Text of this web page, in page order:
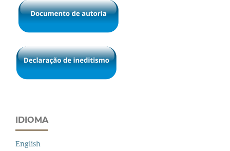
IDIOMA
English